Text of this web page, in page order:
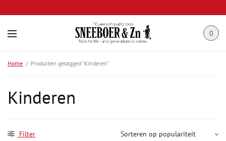
0
Home / Producten getagged “Kinderen”
Kinderen
Filter